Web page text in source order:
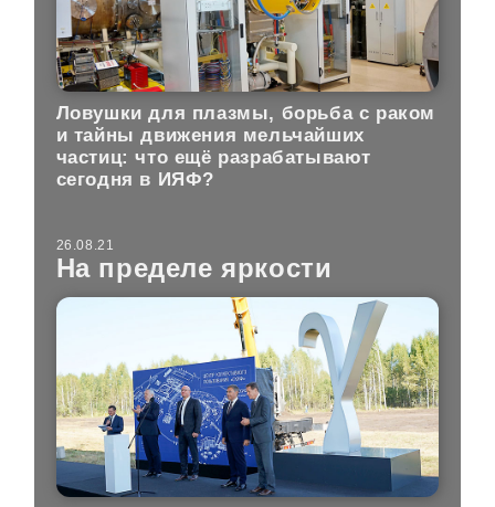
Ловушки для плазмы, борьба с раком
и тайны движения мельчайших
частиц: что ещё разрабатывают
сегодня в ИЯФ?
26.08.21
На пределе яркости